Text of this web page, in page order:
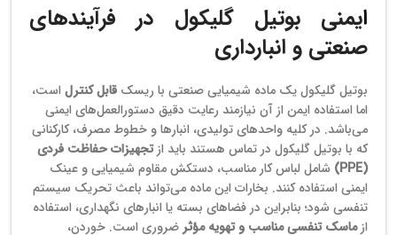
ایمنی بوتیل گلیکول در فرآیندهای
صنعتی و انبارداری
بوتیل گلیکول یک ماده شیمیایی صنعتی با ریسک قابل کنترل است،
اما استفاده ایمن از آن نیازمند رعایت دقیق دستورالعمل‌های ایمنی
می‌باشد. در کلیه واحدهای تولیدی، انبارها و خطوط مصرف، کارکنانی
که با بوتیل گلیکول در تماس هستند باید ازتجهیزات حفاظت فردی
(PPE)
شامل لباس کار مناسب، دستکش مقاوم شیمیایی و عینک
ایمنی استفاده کنند. بخارات این ماده می‌تواند باعث تحریک سیستم
تنفسی شود؛ بنابراین در فضاهای بسته یا انبارهای نگهداری، استفاده
ازماسک تنفسی مناسب و تهویه مؤثر ضروری است. خوردن،